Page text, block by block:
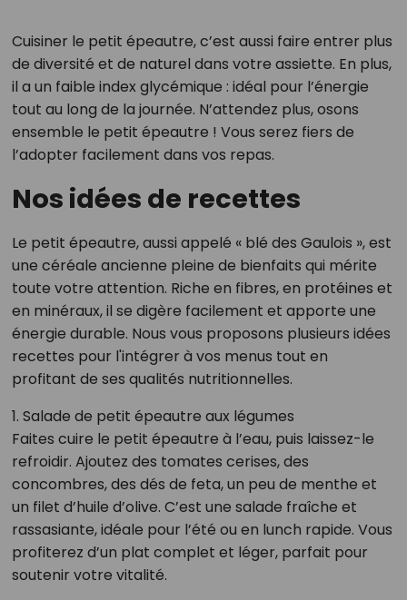
Cuisiner le petit épeautre, c’est aussi faire entrer plus
de diversité et de naturel dans votre assiette. En plus,
il a un faible index glycémique : idéal pour l’énergie
tout au long de la journée. N’attendez plus, osons
ensemble le petit épeautre ! Vous serez fiers de
l’adopter facilement dans vos repas.
Nos idées de recettes
Le petit épeautre, aussi appelé « blé des Gaulois », est
une céréale ancienne pleine de bienfaits qui mérite
toute votre attention. Riche en fibres, en protéines et
en minéraux, il se digère facilement et apporte une
énergie durable. Nous vous proposons plusieurs idées
recettes pour l'intégrer à vos menus tout en
profitant de ses qualités nutritionnelles.
1. Salade de petit épeautre aux légumes
Faites cuire le petit épeautre à l’eau, puis laissez-le
refroidir. Ajoutez des tomates cerises, des
concombres, des dés de feta, un peu de menthe et
un filet d’huile d’olive. C’est une salade fraîche et
rassasiante, idéale pour l’été ou en lunch rapide. Vous
profiterez d’un plat complet et léger, parfait pour
soutenir votre vitalité.